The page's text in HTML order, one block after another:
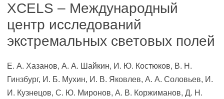
XCELS – Международный
центр исследований
экстремальных световых полей
Е. А. Хазанов, А. А. Шайкин, И. Ю. Костюков, В. Н.
Гинзбург, И. Б. Мухин, И. В. Яковлев, А. А. Соловьев, И.
И. Кузнецов, С. Ю. Миронов, А. В. Коржиманов, Д. Н.